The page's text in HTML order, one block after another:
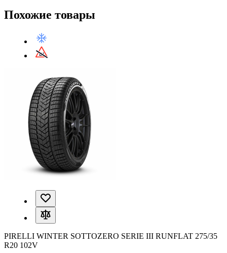
Похожие товары
PIRELLI WINTER SOTTOZERO SERIE III RUNFLAT 275/35
R20 102V